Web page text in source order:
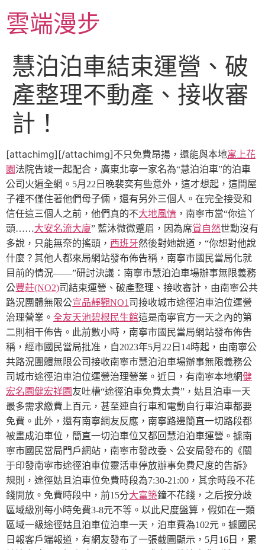
至雲端漫步
慧泊泊車結束運營、破
產整理不動產、接收審
計！
[attachimg][/attachimg]不只免費昂揚，還能與本地寓上花
園 法院告竣一起配合，廣東北寧一家名為“慧泊泊車”的泊車
公司火遍全網。 5月22日晚裴奕有些意外，這才想起，這間屋
子裡不僅住著他們母子倆，還有另外三個人。在完全接受和
信任這三個人之前，他們真的不大地風情 ，南寧市當“你這丫
頭……大安名流大廈” 藍沐微微蹙眉，因為席賞自然世勳沒有
多說，只能無奈的搖頭， 西班牙然後對她說道，“你想對他說
什麼？其他人都來局網站發布佈告稱，南寧市國民當局化就
目前的情況——”研討決議：南寧市慧泊泊車場辦事無限義務
公豐莊(NO2)司結束運營、破產整理、接收審計，由南寧公共
路況團體無限公宣品靜觀NO1 司接收城市途徑泊車泊位運營
治理營業。 全友天池碧根民生館這是南寧官方一天之內的第
二則相干佈告。此前數小時，南寧市國民當局網站發布佈告
稱，經市國民當局批准，自2023年5月22日14時起，由南寧公
共路況團體無限公司接收南寧市慧泊泊車場辦事無限義務公
司城市途徑泊車泊位運營治理營業。 近日，有南寧本地網健
宏名園健宏祥園 友吐槽“途徑泊車免費太貴”，姑且泊車一天
最多需求繳費上百元，甚至連自行車和電動自行車泊車都要
免費。此外，還有南寧網友反應，南寧路邊簡直一切路段都
被畫成泊車位，簡直一切泊車位又都回慧泊泊車運營。 據南
寧市國民當局門戶網站，南寧市發改委、公安局發布的《關
于印發南寧市途徑泊車位靈活車停放辦事免費尺度的告訴》
規則，途徑姑且泊車位免費時段為7:30-21:00，其余時段不花
錢開放。免費時段中，前15分大富築鐘不花錢，之后按分歧
區域級別每小時免費3-8元不等。以此尺度盤算，假如在一類
區域一級途徑姑且泊車位泊車一天，泊車費為102元。 據國民
日報客戶端報道，有網友發布了一張截圖顯示，5月16日，累